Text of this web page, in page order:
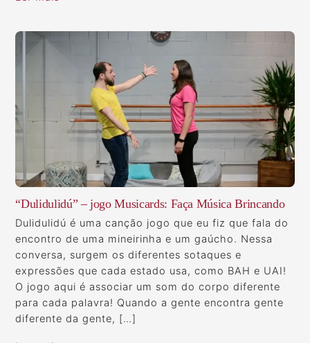
“Dulidulidú” – jogo Musicards: Faça Música Brincando
Dulidulidú é uma canção jogo que eu fiz que fala do
encontro de uma mineirinha e um gaúcho. Nessa
conversa, surgem os diferentes sotaques e
expressões que cada estado usa, como BAH e UAI!
O jogo aqui é associar um som do corpo diferente
para cada palavra! Quando a gente encontra gente
diferente da gente, […]